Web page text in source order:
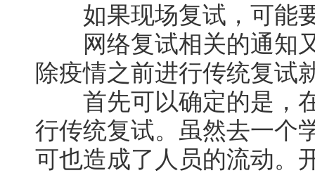
如果现场复试，可能
网络复试相关的通知又
除疫情之前进行传统复试
首先可以确定的是，在
行传统复试。虽然去一个
可也造成了人员的流动。